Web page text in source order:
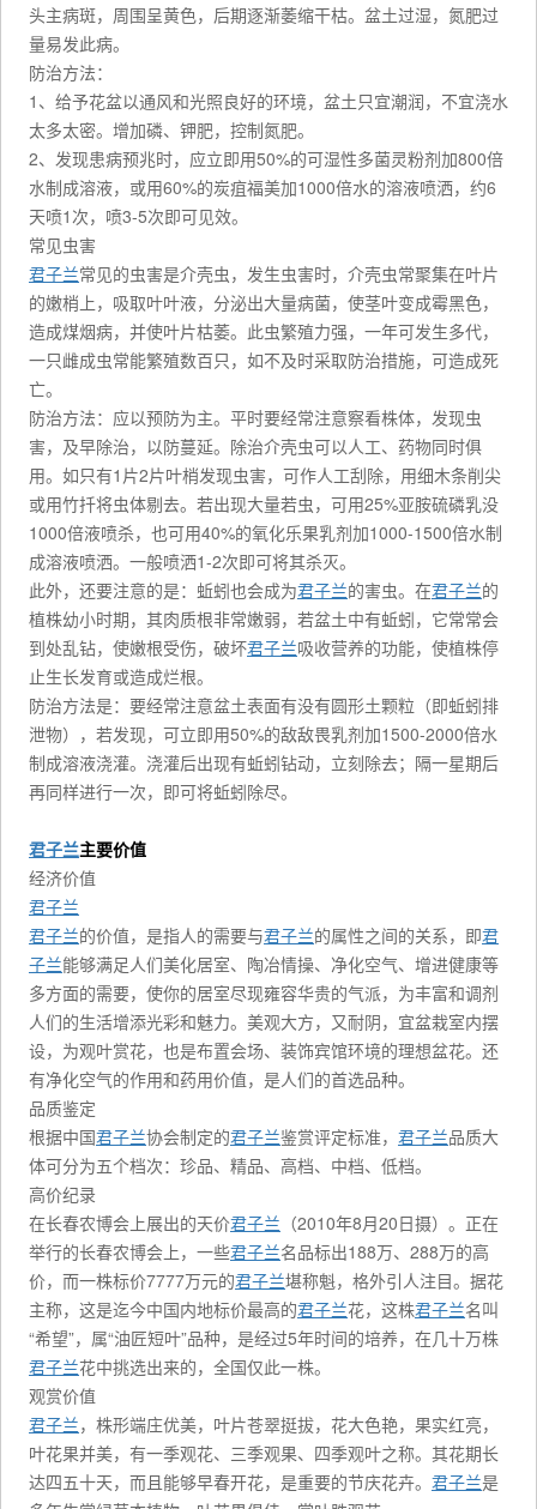
头主病斑，周围呈黄色，后期逐渐萎缩干枯。盆土过湿，氮肥过
量易发此病。
防治方法：
1、给予花盆以通风和光照良好的环境，盆土只宜潮润，不宜浇水
太多太密。增加磷、钾肥，控制氮肥。
2、发现患病预兆时，应立即用50%的可湿性多菌灵粉剂加800倍
水制成溶液，或用60%的炭疽福美加1000倍水的溶液喷洒，约6
天喷1次，喷3-5次即可见效。
常见虫害
君子兰常见的虫害是介壳虫，发生虫害时，介壳虫常聚集在叶片
的嫩梢上，吸取叶叶液，分泌出大量病菌，使茎叶变成霉黑色，
造成煤烟病，并使叶片枯萎。此虫繁殖力强，一年可发生多代，
一只雌成虫常能繁殖数百只，如不及时采取防治措施，可造成死
亡。
防治方法：应以预防为主。平时要经常注意察看株体，发现虫
害，及早除治，以防蔓延。除治介壳虫可以人工、药物同时俱
用。如只有1片2片叶梢发现虫害，可作人工刮除，用细木条削尖
或用竹扦将虫体剔去。若出现大量若虫，可用25%亚胺硫磷乳没
1000倍液喷杀，也可用40%的氧化乐果乳剂加1000-1500倍水制
成溶液喷洒。一般喷洒1-2次即可将其杀灭。
此外，还要注意的是：蚯蚓也会成为君子兰的害虫。在君子兰的
植株幼小时期，其肉质根非常嫩弱，若盆土中有蚯蚓，它常常会
到处乱钻，使嫩根受伤，破坏君子兰吸收营养的功能，使植株停
止生长发育或造成烂根。
防治方法是：要经常注意盆土表面有没有圆形土颗粒（即蚯蚓排
泄物），若发现，可立即用50%的敌敌畏乳剂加1500-2000倍水
制成溶液浇灌。浇灌后出现有蚯蚓钻动，立刻除去；隔一星期后
再同样进行一次，即可将蚯蚓除尽。
君子兰主要价值
经济价值
君子兰
君子兰的价值，是指人的需要与君子兰的属性之间的关系，即君
子兰能够满足人们美化居室、陶冶情操、净化空气、增进健康等
多方面的需要，使你的居室尽现雍容华贵的气派，为丰富和调剂
人们的生活增添光彩和魅力。美观大方，又耐阴，宜盆栽室内摆
设，为观叶赏花，也是布置会场、装饰宾馆环境的理想盆花。还
有净化空气的作用和药用价值，是人们的首选品种。
品质鉴定
根据中国君子兰协会制定的君子兰鉴赏评定标准， 君子兰品质大
体可分为五个档次：珍品、精品、高档、中档、低档。
高价纪录
在长春农博会上展出的天价君子兰 （2010年8月20日摄）。正在
举行的长春农博会上，一些君子兰名品标出188万、288万的高
价，而一株标价7777万元的君子兰堪称魁，格外引人注目。据花
主称，这是迄今中国内地标价最高的君子兰花，这株君子兰名叫
“希望”，属“油匠短叶”品种，是经过5年时间的培养，在几十万株
君子兰花中挑选出来的，全国仅此一株。
观赏价值
君子兰，株形端庄优美，叶片苍翠挺拔，花大色艳，果实红亮，
叶花果并美，有一季观花、三季观果、四季观叶之称。其花期长
达四五十天，而且能够早春开花，是重要的节庆花卉。 君子兰是